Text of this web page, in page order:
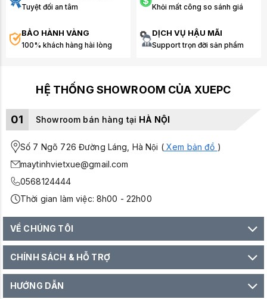
Tuyệt đối an tâm Khỏi mất công so sánh giá
BẢO HÀNH VÀNG
100% khách hàng hài lòng
DỊCH VỤ HẬU MÃI
Support trọn đời sản phẩm
HỆ THỐNG SHOWROOM CỦA XUEPC
01 Showroom bán hàng tại HÀ NỘI
Số 7 Ngõ 726 Đường Láng, Hà Nội (Xem bản đồ )
maytinhvietxue@gmail.com
0568124444
Thời gian làm việc: 8h00 - 22h00
VỀ CHÚNG TÔI
CHÍNH SÁCH & HỖ TRỢ
HƯỚNG DẪN